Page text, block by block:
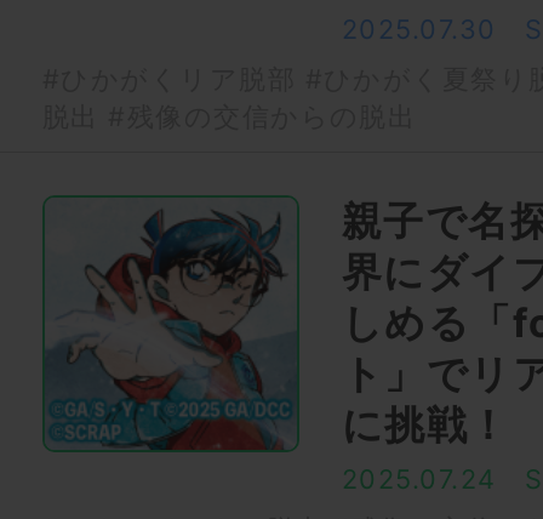
2025.07.30
親子で名
界にダイ
しめる「
ト」でリ
に挑戦！
2025.07.24